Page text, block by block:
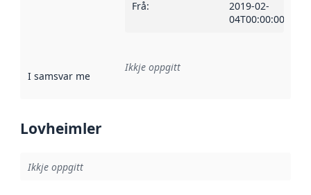
Frå:
2019-02-
04T00:00:00Z
I samsvar med Referanse til ei implementeringsregel eller
Ikkje oppgitt
Lovheimler
Ikkje oppgitt